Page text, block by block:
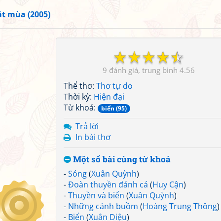
mùa (2005)
☆
☆
☆
☆
☆
9 4.56
Thể thơ: Thơ tự do
Thời kỳ: Hiện đại
Từ khoá:
biển (95)
Trả lời
In bài thơ
Một số bài cùng từ khoá
-Sóng(Xuân Quỳnh)
-Đoàn thuyền đánh cá (Huy Cận)
-Thuyền và biển (Xuân Quỳnh)
- Những cánh buồm (Hoàng Trung Thông)
- Biển (Xuân Diệu)